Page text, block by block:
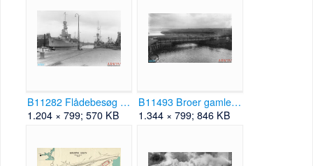
B11282 Flådebesøg i Kolding Havn 1928.png
1.204 × 799; 570 KB
B11493 Broer gamle åløb 1916 fotograf Georg Burcharth.png
1.344 × 799; 846 KB